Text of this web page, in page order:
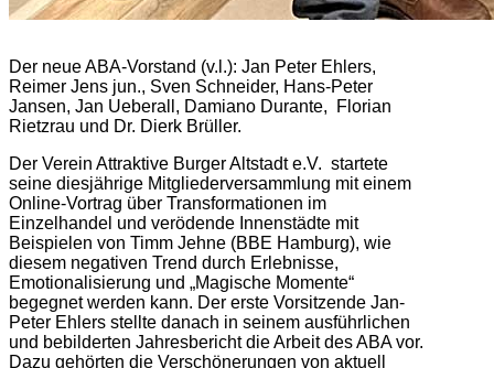
Der neue ABA-Vorstand (v.l.): Jan Peter Ehlers,
Reimer Jens jun., Sven Schneider, Hans-Peter
Jansen, Jan Ueberall, Damiano Durante, Florian
Rietzrau und Dr. Dierk Brüller.
Der Verein Attraktive Burger Altstadt e.V. startete
seine diesjährige Mitgliederversammlung mit einem
Online-Vortrag über Transformationen im
Einzelhandel und verödende Innenstädte mit
Beispielen von Timm Jehne (BBE Hamburg), wie
diesem negativen Trend durch Erlebnisse,
Emotionalisierung und „Magische Momente“
begegnet werden kann. Der erste Vorsitzende Jan-
Peter Ehlers stellte danach in seinem ausführlichen
und bebilderten Jahresbericht die Arbeit des ABA vor.
Dazu gehörten die Verschönerungen von aktuell